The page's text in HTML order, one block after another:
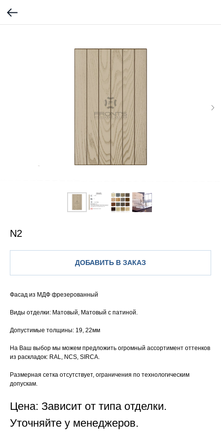
N2
ДОБАВИТЬ В ЗАКАЗ
Фасад из МДФ фрезерованный
Виды отделки: Матовый, Матовый с патиной.
Допустимые толщины: 19, 22мм
На Ваш выбор мы можем предложить огромный ассортимент оттенков
из раскладок: RAL, NCS, SIRCA.
Размерная сетка отсутствует, ограничения по технологическим
допускам.
Цена: Зависит от типа отделки.
Уточняйте у менеджеров.